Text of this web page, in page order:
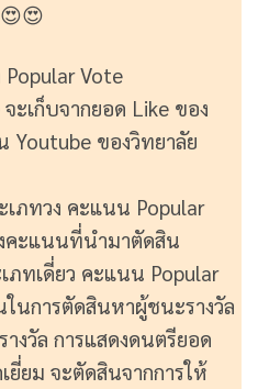
Popular Vote
ะเก็บจากยอด Like ของ
Youtube ของวิทยาลัย
เภทวง คะแนน Popular
คะแนนที่นำมาตัดสิน
ภทเดี่ยว คะแนน Popular
นการตัดสินหาผู้ชนะรางวัล
งวัล การแสดงดนตรียอด
ยี่ยม จะตัดสินจากการให้